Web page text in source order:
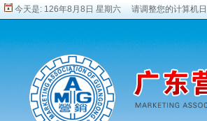
今天是: 126年8月8日 星期六 请调整您的计算机